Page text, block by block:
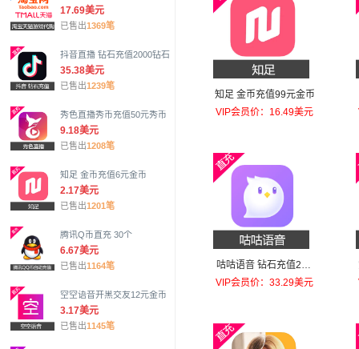
17.69美元
已售出1369笔
抖音直播 钻石充值2000钻石
35.38美元
已售出1239笔
秀色直播秀币充值50元秀币
9.18美元
已售出1208笔
知足 金币充值6元金币
2.17美元
已售出1201笔
腾讯Q币直充 30个
6.67美元
已售出1164笔
空空语音开黑交友12元金币
3.17美元
已售出1145笔
知足 金币充值99元金币
VIP会员价：16.49美元
咕咕语音 钻石充值200
元钻石
VIP会员价：33.29美元